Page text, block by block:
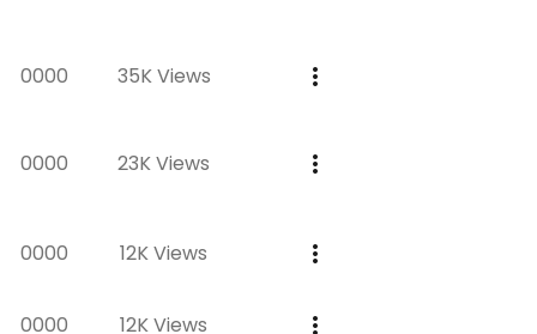
0000 35K Views
0000 23K Views
0000 12K Views
0000 12K Views